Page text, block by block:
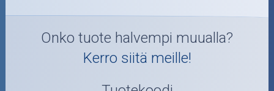
Onko tuote halvempi muualla?
Kerro siitä meille!